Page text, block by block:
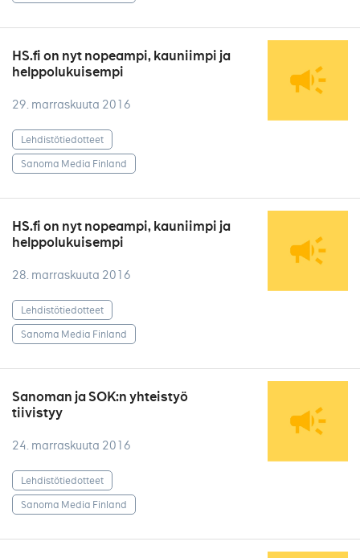
HS.fi on nyt nopeampi, kauniimpi ja
helppolukuisempi
29. marraskuuta 2016
Lehdistötiedotteet
Sanoma Media Finland
HS.fi on nyt nopeampi, kauniimpi ja
helppolukuisempi
28. marraskuuta 2016
Lehdistötiedotteet
Sanoma Media Finland
Sanoman ja SOK:n yhteistyö
tiivistyy
24. marraskuuta 2016
Lehdistötiedotteet
Sanoma Media Finland